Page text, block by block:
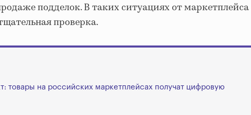
подделок. В таких ситуациях от маркетплейса
проверка.
товары на российских маркетплейсах получат цифровую